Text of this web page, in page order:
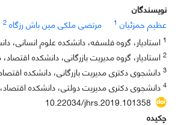
نویسندگان
عظیم حمزئیان 1 مرتضی ملکی مین باش رزگاه 2
1 استادیار، گروه فلسفه، دانشکده علوم انسانی،
2 استادیار، گروه مدیریت بازرگانی، دانشکده
3 دانشجوی دکتری مدیریت بازرگانی، دانشکده
4 دانشجوی دکتری مدیریت دولتی، دانشکده
10.22034/jhrs.2019.101358
چکیده